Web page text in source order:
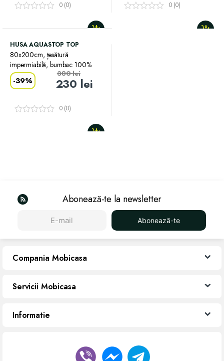
0 (0) 0 (0)
HUSA AQUASTOP TOP
80x200cm, țesătură
impermiabilă, bumbac 100%
-39% 230 lei
380lei
0 (0)
Abonează-te la newsletter
Abonează-te
Compania Mobicasa
Servicii Mobicasa
Informatie